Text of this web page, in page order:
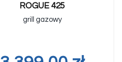
ROGUE 425
grill gazowy